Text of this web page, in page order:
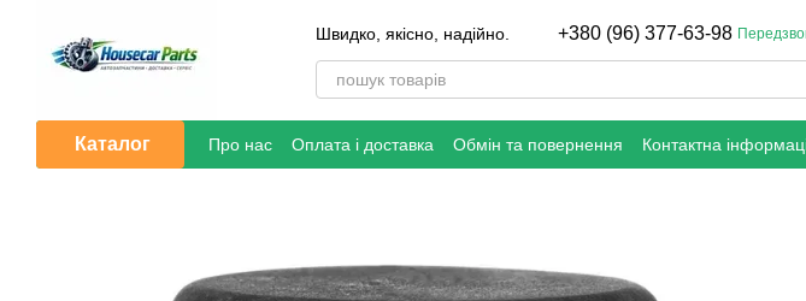
Швидко, якісно, надійно.
+380 (96) 377-63-98
Каталог Про нас Оплата і доставка Обмін та повернення Контактна